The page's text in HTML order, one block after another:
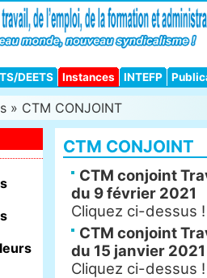
DEETS Instances INTEFP
» CTM CONJOINT
CTM CONJOINT
CTM conjoint
du 9 février 2021
Cliquez ci-dessus !
CTM conjoint
du 15 janvier 2021
Cliquez ci-dessus !